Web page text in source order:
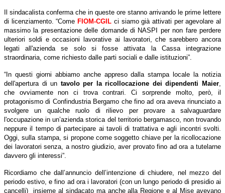
Il sindacalista conferma che in queste ore stanno arrivando le prime lettere
di licenziamento. “Come FIOM-CGIL ci siamo già attivati per agevolare al
massimo la presentazione delle domande di NASPI per non fare perdere
ulteriori soldi e occasioni lavorative ai lavoratori, che sarebbero ancora
legati all'azienda se solo si fosse attivata la Cassa integrazione
straordinaria, come richiesto dalle parti sociali e dalle istituzioni”.
“In questi giorni abbiamo anche appreso dalla stampa locale la notizia
dell'apertura di un tavolo per la ricollocazione dei dipendenti Maier,
che ovviamente non ci trova contrari. Ci sorprende molto, però, il
protagonismo di Confindustria Bergamo che fino ad ora aveva rinunciato a
svolgere un qualche ruolo di rilievo per provare a salvaguardare
l'occupazione in un’azienda storica del territorio bergamasco, non trovando
neppure il tempo di partecipare ai tavoli di trattativa e agli incontri svolti.
Oggi, sulla stampa, si propone come soggetto chiave per la ricollocazione
dei lavoratori senza, a nostro giudizio, aver provato fino ad ora a tutelarne
davvero gli interessi”.
Ricordiamo che dall’annuncio dell’intenzione di chiudere, nel mezzo del
periodo estivo, e fino ad ora i lavoratori (con un lungo periodo di presidio ai
cancelli) insieme al sindacato ma anche alla Regione e al Mise avevano